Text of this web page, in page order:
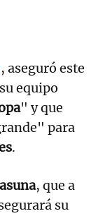
, aseguró este
equipo
" y que
para
.
, que a
su